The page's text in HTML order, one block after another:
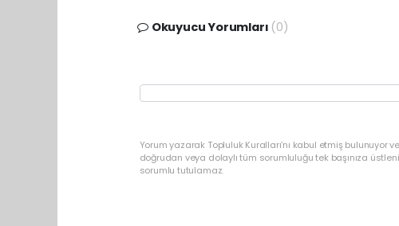
Okuyucu Yorumları (0)
Yorum yazarak Topluluk Kuralları’nı kabul etmiş
doğrudan veya dolaylı tüm sorumluluğu tek başınıza
sorumlu tutulamaz.